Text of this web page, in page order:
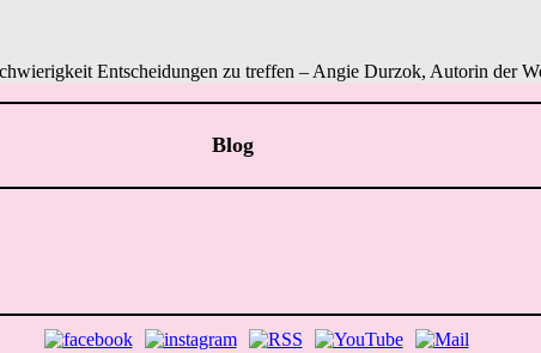
Entscheidungen zu treffen – Angie Durzok, Autorin der
Blog